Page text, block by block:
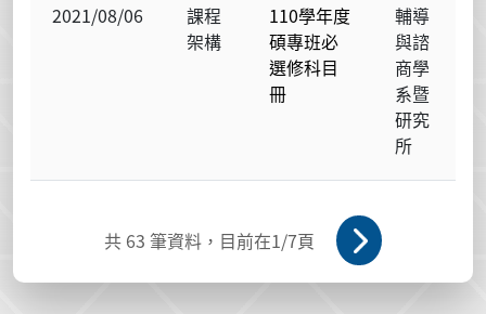
2021/08/06
課程
架構
110學年度
碩專班必
選修科目
冊
輔導
與諮
商學
系暨
研究
所
共 63 筆資料，目前在1/7頁